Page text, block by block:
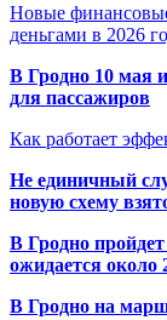
Новые
деньгами в 2026
В Гродно 10 мая
для пассажиров
Как работает
Не единичный
новую схему
В Гродно
ожидается около
В Гродно на